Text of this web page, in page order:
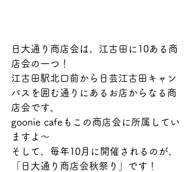
日大通り商店会は、江古田に10ある商
店会の一つ！
江古田駅北口前から日芸江古田キャン
パスを囲む通りにあるお店からなる商
店会です。
goonie cafeもこの商店会に所属してい
ますよ〜
そして、毎年10月に開催されるのが、
「日大通り商店会秋祭り」です！